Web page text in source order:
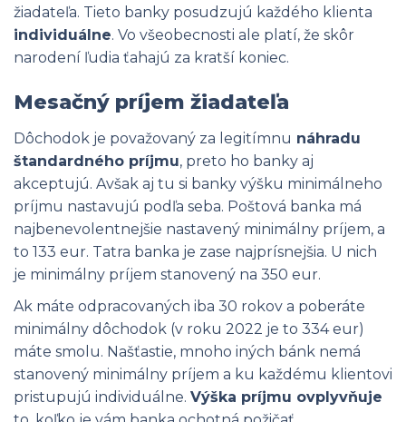
žiadateľa. Tieto banky posudzujú každého klienta
individuálne. Vo všeobecnosti ale platí, že skôr
narodení ľudia ťahajú za kratší koniec.
Mesačný príjem žiadateľa
Dôchodok je považovaný za legitímnu náhradu
štandardného príjmu, preto ho banky aj
akceptujú. Avšak aj tu si banky výšku minimálneho
príjmu nastavujú podľa seba. Poštová banka má
najbenevolentnejšie nastavený minimálny príjem, a
to 133 eur. Tatra banka je zase najprísnejšia. U nich
je minimálny príjem stanovený na 350 eur.
Ak máte odpracovaných iba 30 rokov a poberáte
minimálny dôchodok (v roku 2022 je to 334 eur)
máte smolu. Našťastie, mnoho iných bánk nemá
stanovený minimálny príjem a ku každému klientovi
pristupujú individuálne. Výška príjmu ovplyvňuje